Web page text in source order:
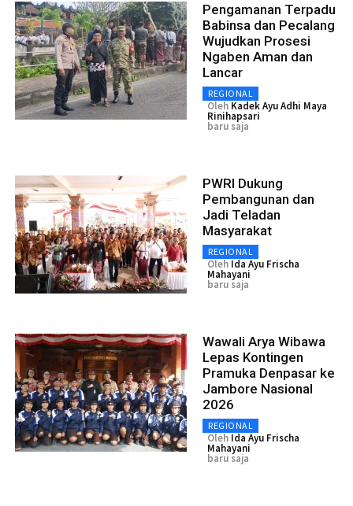
Pengamanan Terpadu
Babinsa dan Pecalang
Wujudkan Prosesi
Ngaben Aman dan
Lancar
REGIONAL
Oleh Kadek Ayu Adhi Maya
Rinihapsari
baru saja
PWRI Dukung
Pembangunan dan
Jadi Teladan
Masyarakat
REGIONAL
Oleh Ida Ayu Frischa
Mahayani
baru saja
Wawali Arya Wibawa
Lepas Kontingen
Pramuka Denpasar ke
Jambore Nasional
2026
REGIONAL
Oleh Ida Ayu Frischa
Mahayani
baru saja